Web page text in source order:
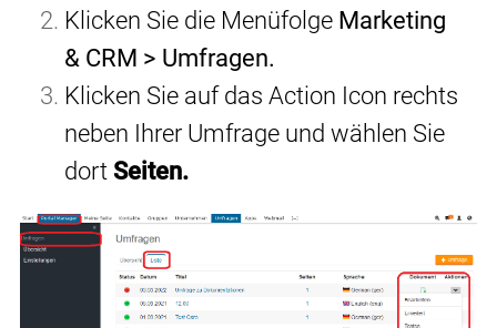
Klicken Sie die Menüfolge Marketing
& CRM > Umfragen.
Klicken Sie auf das Action Icon rechts
neben Ihrer Umfrage und wählen Sie
dort Seiten.